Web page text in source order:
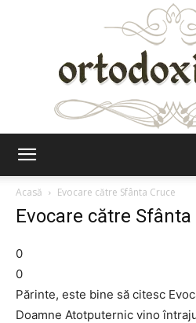
Acasă
Evocare către Sfânta Cruce
Evocare către Sfânta
0
0
Părinte, este bine să citesc
Doamne Atotputernic vino